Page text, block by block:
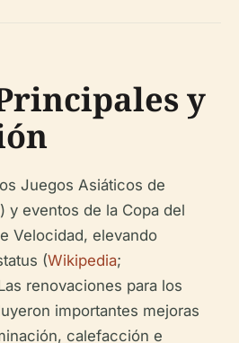
y
Juegos Asiáticos de
y eventos de la Copa del
Velocidad, elevando
(Wikipedia;
renovaciones para los
importantes mejoras
calefacción e